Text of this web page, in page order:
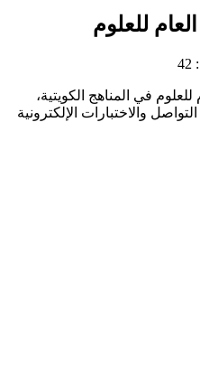
للعلوم
في المناهج الكويتية،
والاختبارات الإلكترونية